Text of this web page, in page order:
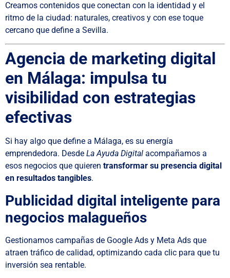
Creamos contenidos que conectan con la identidad y el
ritmo de la ciudad: naturales, creativos y con ese toque
cercano que define a Sevilla.
Agencia de marketing digital
en Málaga: impulsa tu
visibilidad con estrategias
efectivas
Si hay algo que define a Málaga, es su energía
emprendedora. Desde La Ayuda Digital acompañamos a
esos negocios que quieren transformar su presencia digital
en resultados tangibles.
Publicidad digital inteligente para
negocios malagueños
Gestionamos campañas de Google Ads y Meta Ads que
atraen tráfico de calidad, optimizando cada clic para que tu
inversión sea rentable.